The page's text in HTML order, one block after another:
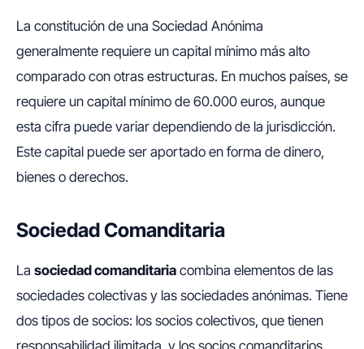
La constitución de una Sociedad Anónima
generalmente requiere un capital mínimo más alto
comparado con otras estructuras. En muchos países, se
requiere un capital mínimo de 60.000 euros, aunque
esta cifra puede variar dependiendo de la jurisdicción.
Este capital puede ser aportado en forma de dinero,
bienes o derechos.
Sociedad Comanditaria
La sociedad comanditaria combina elementos de las
sociedades colectivas y las sociedades anónimas. Tiene
dos tipos de socios: los socios colectivos, que tienen